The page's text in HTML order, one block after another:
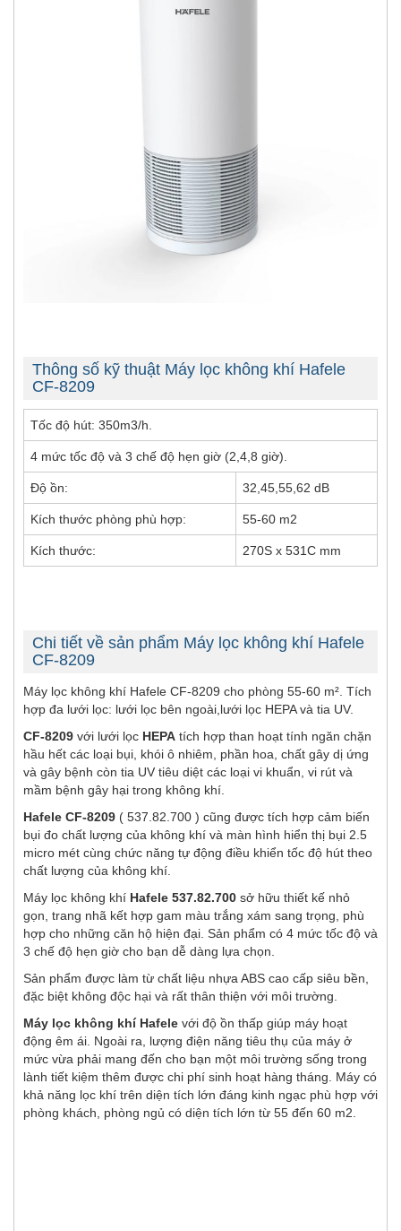
Thông số kỹ thuật Máy lọc không khí Hafele
CF-8209
Tốc độ hút: 350m3/h.
4 mức tốc độ và 3 chế độ hẹn giờ (2,4,8 giờ).
Độ ồn: 32,45,55,62 dB
Kích thước phòng phù hợp: 55-60 m2
Kích thước: 270S x 531C mm
Chi tiết về sản phẩm Máy lọc không khí Hafele
CF-8209
Máy lọc không khí Hafele CF-8209 cho phòng 55-60 m². Tích
hợp đa lưới lọc: lưới lọc bên ngoài,lưới lọc HEPA và tia UV.
CF-8209 với lưới lọc HEPA tích hợp than hoạt tính ngăn chặn
hầu hết các loại bụi, khói ô nhiêm, phần hoa, chất gây dị ứng
và gây bệnh còn tia UV tiêu diệt các loại vi khuẩn, vi rút và
mầm bệnh gây hại trong không khí.
Hafele CF-8209 ( 537.82.700 ) cũng được tích hợp cảm biến
bụi đo chất lượng của không khí và màn hình hiển thị bụi 2.5
micro mét cùng chức năng tự động điều khiển tốc độ hút theo
chất lượng của không khí.
Máy lọc không khí Hafele 537.82.700 sở hữu thiết kế nhỏ
gọn, trang nhã kết hợp gam màu trắng xám sang trọng, phù
hợp cho những căn hộ hiện đại. Sản phẩm có 4 mức tốc độ và
3 chế độ hẹn giờ cho bạn dễ dàng lựa chọn.
Sản phẩm được làm từ chất liệu nhựa ABS cao cấp siêu bền,
đặc biệt không độc hại và rất thân thiện với môi trường.
Máy lọc không khí Hafele với độ ồn thấp giúp máy hoạt
động êm ái. Ngoài ra, lượng điện năng tiêu thụ của máy ở
mức vừa phải mang đến cho bạn một môi trường sống trong
lành tiết kiệm thêm được chi phí sinh hoạt hàng tháng. Máy có
khả năng lọc khí trên diện tích lớn đáng kinh ngạc phù hợp với
phòng khách, phòng ngủ có diện tích lớn từ 55 đến 60 m2.